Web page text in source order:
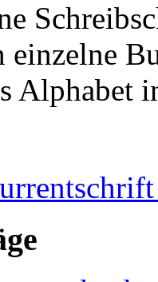
Alphabet